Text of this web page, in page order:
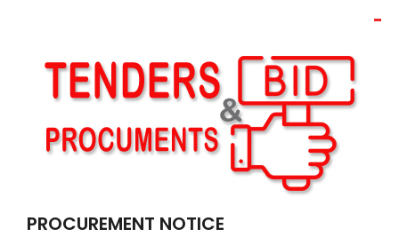
PROCUREMENT NOTICE